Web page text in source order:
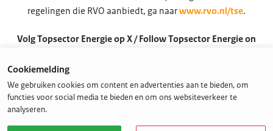
regelingen die RVO aanbiedt, ga naarwww.rvo.nl/tse.
Volg Topsector Energie op X / Follow Topsector Energie on
Cookiemelding
We gebruiken cookies om content en advertenties aan te bieden, om
functies voor social media te bieden en om ons websiteverkeer te
analyseren.